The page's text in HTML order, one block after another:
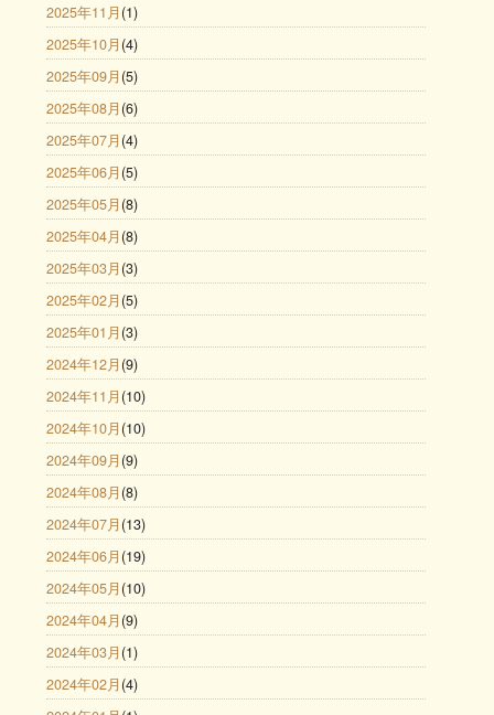
2025年11月 (1)
2025年10月 (4)
2025年09月 (5)
2025年08月 (6)
2025年07月 (4)
2025年06月 (5)
2025年05月 (8)
2025年04月 (8)
2025年03月 (3)
2025年02月 (5)
2025年01月 (3)
2024年12月 (9)
2024年11月 (10)
2024年10月 (10)
2024年09月 (9)
2024年08月 (8)
2024年07月 (13)
2024年06月 (19)
2024年05月 (10)
2024年04月 (9)
2024年03月 (1)
2024年02月 (4)